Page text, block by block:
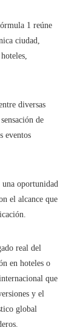
1 reúne
ciudad,
diversas
de
eventos
una oportunidad
el alcance que
real del
en hoteles o
que
y el
global